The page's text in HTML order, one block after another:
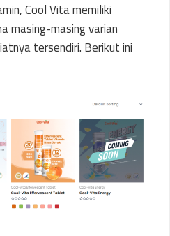
Cool Vita memiliki
masing-masing varian
tersendiri. Berikut ini